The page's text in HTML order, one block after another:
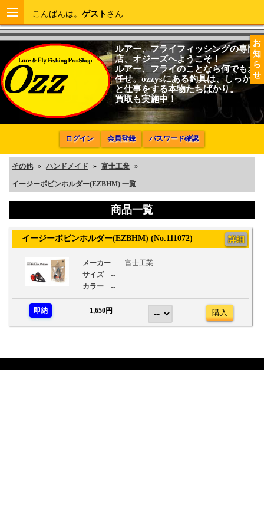
お
知
ら
せ
こんばんは。 ゲスト さん
ルアー、フライフィッシングの専門
店、オジーズへようこそ！
ルアー、フライのことなら何でもお
任せ。ozzysにある釣具は、しっかり
と仕事をする本物たちばかり。
買取も実施中！
ログイン 会員登録 パスワード確認
その他 » ハンドメイド » 富士工業 »
イージーボビンホルダー(EZBHM) 一覧
商品一覧
イージーボビンホルダー(EZBHM) (No.111072) 詳細
メーカー
富士工業
サイズ
--
カラー
--
即納 1,650円 購入